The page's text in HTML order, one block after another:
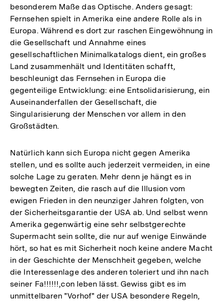
besonderem Maße das Optische. Anders gesagt:
Fernsehen spielt in Amerika eine andere Rolle als in
Europa. Während es dort zur raschen Eingewöhnung in
die Gesellschaft und Annahme eines
gesellschaftlichen Minimalkatalogs dient, ein großes
Land zusammenhält und Identitäten schafft,
beschleunigt das Fernsehen in Europa die
gegenteilige Entwicklung: eine Entsolidarisierung, ein
Auseinanderfallen der Gesellschaft, die
Singularisierung der Menschen vor allem in den
Großstädten.
Natürlich kann sich Europa nicht gegen Amerika
stellen, und es sollte auch jederzeit vermeiden, in eine
solche Lage zu geraten. Mehr denn je hängt es in
bewegten Zeiten, die rasch auf die Illusion vom
ewigen Frieden in den neunziger Jahren folgten, von
der Sicherheitsgarantie der USA ab. Und selbst wenn
Amerika gegenwärtig eine sehr selbstgerechte
Supermacht sein sollte, die nur auf wenige Einwände
hört, so hat es mit Sicherheit noch keine andere Macht
in der Geschichte der Menschheit gegeben, welche
die Interessenlage des anderen toleriert und ihn nach
seiner Fa!!!!!!,con leben lässt. Gewiss gibt es im
unmittelbaren "Vorhof" der USA besondere Regeln,